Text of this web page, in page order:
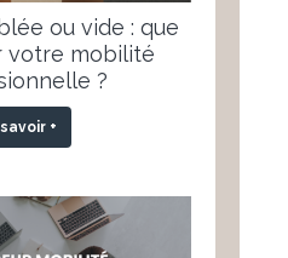
ou vide : que
votre mobilité
?
+